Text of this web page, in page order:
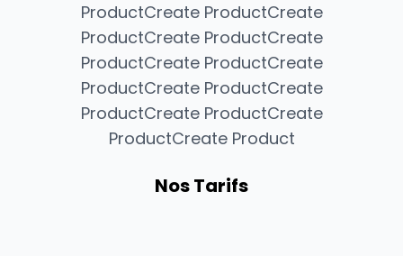
ProductCreate ProductCreate
ProductCreate ProductCreate
ProductCreate ProductCreate
ProductCreate ProductCreate
ProductCreate ProductCreate
ProductCreate Product
Nos Tarifs